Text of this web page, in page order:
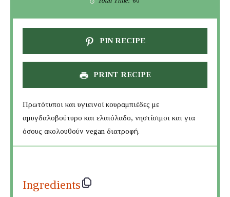
PIN RECIPE
PRINT RECIPE
Πρωτότυποι και υγιεινοί κουραμπιέδες με
αμυγδαλοβούτυρο και ελαιόλαδο, νηστίσιμοι και για
όσους ακολουθούν vegan διατροφή.
Ingredients